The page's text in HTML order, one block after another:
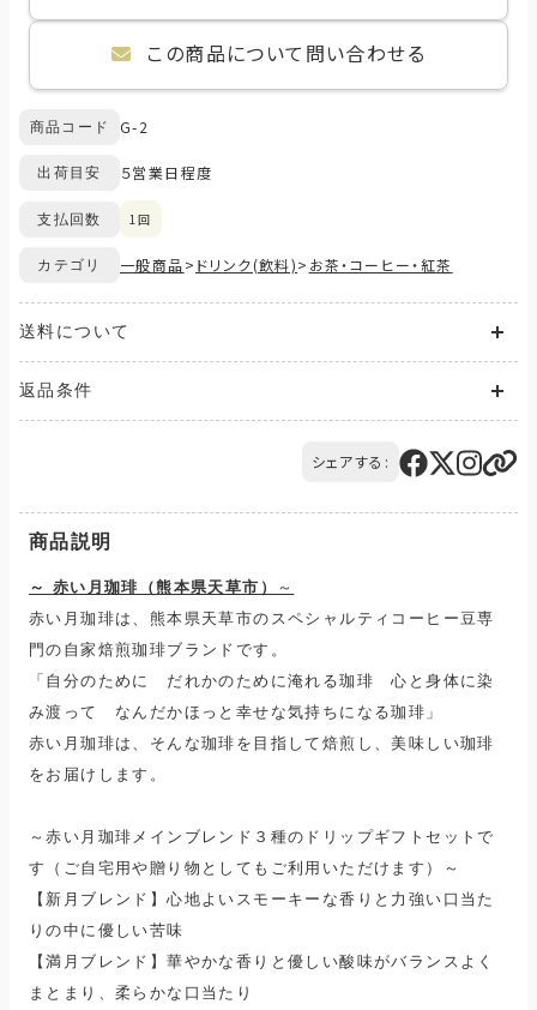
この商品について問い合わせる
商品コード G-2
出荷目安 ５営業日程度
支払回数 1回
カテゴリ 一般商品> ドリンク(飲料)> お茶・コーヒー・紅茶
送料について
じて異なります。
また、複数の商品を同時にご購入された場合、送料は商品ごと
ご購入のお手続きの際、「お届け先入力」の画面にてお届け先情
配送・送料について
返品条件
14日以内にQTnetお客さまセンターにお電話にてご連絡くださ
交換または返品とさせていただきます。（送料は当社負担）
シェアする:
商品説明
～ 赤い月珈琲（熊本県天草市）
～
赤い月珈琲は、熊本県天草市のスペシャルティコーヒー豆専
門の自家焙煎珈琲ブランドです。
「自分のために だれかのために淹れる珈琲 心と身体に染
み渡って なんだかほっと幸せな気持ちになる珈琲」
赤い月珈琲は、そんな珈琲を目指して焙煎し、美味しい珈琲
をお届けします。
～赤い月珈琲メインブレンド３種のドリップギフトセットで
す（ご自宅用や贈り物としてもご利用いただけます）～
【新月ブレンド】心地よいスモーキーな香りと力強い口当た
りの中に優しい苦味
【満月ブレンド】華やかな香りと優しい酸味がバランスよく
まとまり、柔らかな口当たり